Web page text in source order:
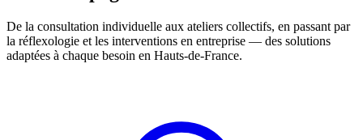
De la consultation individuelle aux ateliers collectifs, en passant par
la réflexologie et les interventions en entreprise — des solutions
adaptées à chaque besoin en Hauts-de-France.